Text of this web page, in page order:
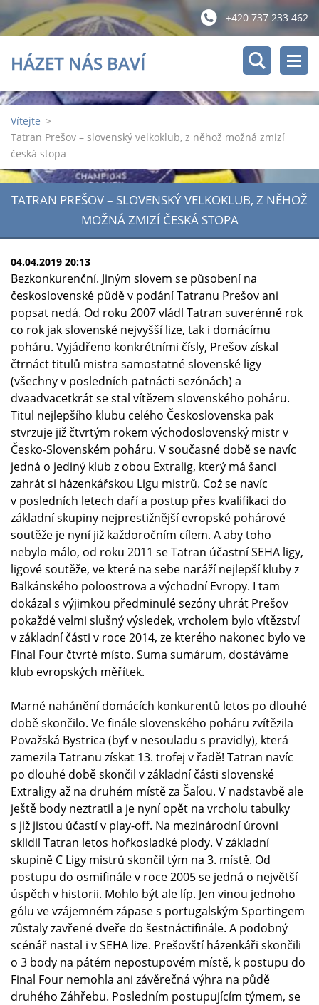
+420 737 233 462
HÁZET NÁS BAVÍ
Vítejte >
Tatran Prešov – slovenský velkoklub, z něhož možná zmizí
česká stopa
TATRAN PREŠOV – SLOVENSKÝ VELKOKLUB, Z NĚHOŽ
MOŽNÁ ZMIZÍ ČESKÁ STOPA
04.04.2019 20:13
Bezkonkurenční. Jiným slovem se působení na
československé půdě v podání Tatranu Prešov ani
popsat nedá. Od roku 2007 vládl Tatran suverénně rok
co rok jak slovenské nejvyšší lize, tak i domácímu
poháru. Vyjádřeno konkrétními čísly, Prešov získal
čtrnáct titulů mistra samostatné slovenské ligy
(všechny v posledních patnácti sezónách) a
dvaadvacetkrát se stal vítězem slovenského poháru.
Titul nejlepšího klubu celého Československa pak
stvrzuje již čtvrtým rokem východoslovenský mistr v
Česko-Slovenském poháru. V současné době se navíc
jedná o jediný klub z obou Extralig, který má šanci
zahrát si házenkářskou Ligu mistrů. Což se navíc
v posledních letech daří a postup přes kvalifikaci do
základní skupiny nejprestižnější evropské pohárové
soutěže je nyní již každoročním cílem. A aby toho
nebylo málo, od roku 2011 se Tatran účastní SEHA ligy,
ligové soutěže, ve které na sebe naráží nejlepší kluby z
Balkánského poloostrova a východní Evropy. I tam
dokázal s výjimkou předminulé sezóny uhrát Prešov
pokaždé velmi slušný výsledek, vrcholem bylo vítězství
v základní části v roce 2014, ze kterého nakonec bylo ve
Final Four čtvrté místo. Suma sumárum, dostáváme
klub evropských měřítek.
Marné nahánění domácích konkurentů letos po dlouhé
době skončilo. Ve finále slovenského poháru zvítězila
Považská Bystrica (byť v nesouladu s pravidly), která
zamezila Tatranu získat 13. trofej v řadě! Tatran navíc
po dlouhé době skončil v základní části slovenské
Extraligy až na druhém místě za Šaľou. V nadstavbě ale
ještě body neztratil a je nyní opět na vrcholu tabulky
s již jistou účastí v play-off. Na mezinárodní úrovni
sklidil Tatran letos hořkosladké plody. V základní
skupině C Ligy mistrů skončil tým na 3. místě. Od
postupu do osmifinále v roce 2005 se jedná o největší
úspěch v historii. Mohlo být ale líp. Jen vinou jednoho
gólu ve vzájemném zápase s portugalským Sportingem
zůstaly zavřené dveře do šestnáctifinále. A podobný
scénář nastal i v SEHA lize. Prešovští házenkáři skončili
o 3 body na pátém nepostupovém místě, k postupu do
Final Four nemohla ani závěrečná výhra na půdě
druhého Záhřebu. Posledním postupujícím týmem, se